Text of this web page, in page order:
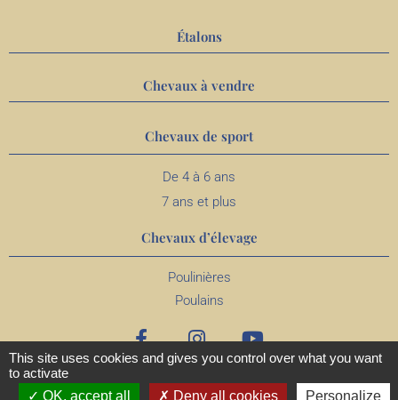
Étalons
Chevaux à vendre
Chevaux de sport
De 4 à 6 ans
7 ans et plus
Chevaux d’élevage
Poulinières
Poulains
This site uses cookies and gives you control over what you want
to activate
OK, accept all
Deny all cookies Personalize